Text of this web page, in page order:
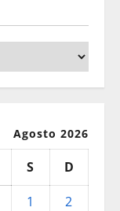
Agosto 2026
S
D
1
2